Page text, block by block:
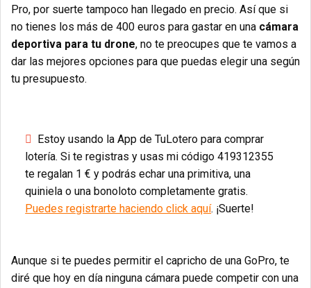
Pro, por suerte tampoco han llegado en precio. Así que si
no tienes los más de 400 euros para gastar en una cámara
deportiva para tu drone, no te preocupes que te vamos a
dar las mejores opciones para que puedas elegir una según
tu presupuesto.
Estoy usando la App de TuLotero para comprar
lotería. Si te registras y usas mi código 419312355
te regalan 1 € y podrás echar una primitiva, una
quiniela o una bonoloto completamente gratis.
Puedes registrarte haciendo click aquí. ¡Suerte!
Aunque si te puedes permitir el capricho de una GoPro, te
diré que hoy en día ninguna cámara puede competir con una